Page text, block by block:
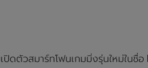
เปิดตัวสมาร์ทโฟนเกมมิ่งรุ่นใหม่ในชื่อ